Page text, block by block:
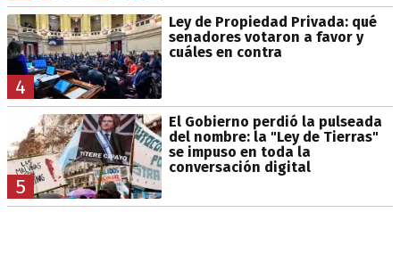
4
Ley de Propiedad Privada: qué
senadores votaron a favor y
cuáles en contra
5
El Gobierno perdió la pulseada
del nombre: la "Ley de Tierras"
se impuso en toda la
conversación digital